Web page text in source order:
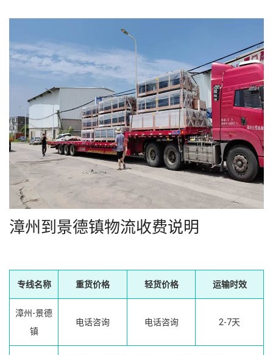
漳州到景德镇物流收费说明
专线名称 重货价格 轻货价格 运输时效
漳州-景德
镇
电话咨询 电话咨询 2-7天